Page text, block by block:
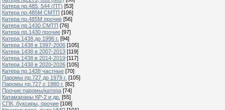
Катера пр.485, 544 (ПТ) [53]
Катера пр.485М СМТП [106]
Катера пр.485М прочие [56]
Катера пр.1430 СМТП [76]
Катера пр.1430 прочие [97]
Катера 1438 до 1996 г. [94]
Катера 1438 в 1997-2006 [105]
Катера 1438 в 2007-2013 [119]
Катера 1438 в 2014-2019 [117]
Катера 1438 в 2020-2026 [105]
Катера пр.1438 частные [70]
Паромы пр.727 до 1979 г. [105]
Паромы пр.727 с 1980 г. [82]
Прочие паромы/катера [74]
Катамараны КР-2 и др. [55]
СПК, буксиры, прочие [108]